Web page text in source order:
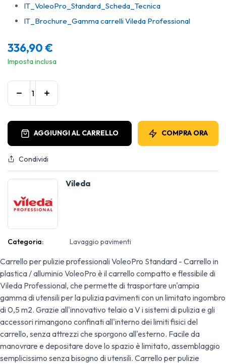
IT_VoleoPro_Standard_Scheda_Tecnica
IT_Brochure_Gamma carrelli Vileda Professional
336,90€
Imposta inclusa
AGGIUNGI AL CARRELLO COMPRA ORA
Condividi
Vileda
Categoria: Lavaggio pavimenti
Carrello per pulizie professionali VoleoPro Standard - Carrello in
plastica / alluminio VoleoPro è il carrello compatto e flessibile di
Vileda Professional, che permette di trasportare un'ampia
gamma di utensili per la pulizia pavimenti con un limitato ingombro
di 0,5 m2. Grazie all'innovativo telaio a V i sistemi di pulizia e gli
accessori rimangono confinati all'interno dei limiti fisici del
carrello, senza attrezzi che sporgono all'esterno. Facile da
manovrare e depositare dove lo spazio è limitato, assemblaggio
semplicissimo senza bisogno di utensili. Carrello per pulizie